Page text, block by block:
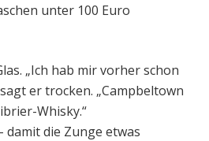
unter 100 Euro
„Ich hab mir vorher schon
er trocken. „Campbeltown
Whisky.“
damit die Zunge etwas